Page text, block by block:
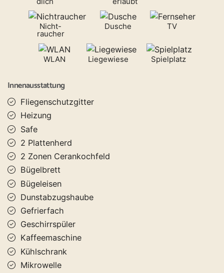
Nicht-
raucher
Dusche TV
WLAN Liegewiese Spielplatz
Innenausstattung
Fliegenschutzgitter
Heizung
Safe
2 Plattenherd
2 Zonen Cerankochfeld
Bügelbrett
Bügeleisen
Dunstabzugshaube
Gefrierfach
Geschirrspüler
Kaffeemaschine
Kühlschrank
Mikrowelle